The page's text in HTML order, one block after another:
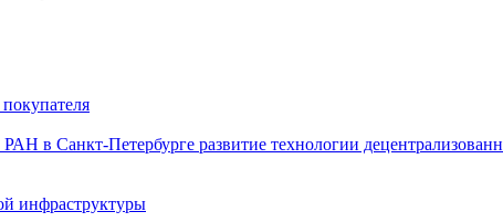
Санкт-Петербурге развитие технологии
инфраструктуры